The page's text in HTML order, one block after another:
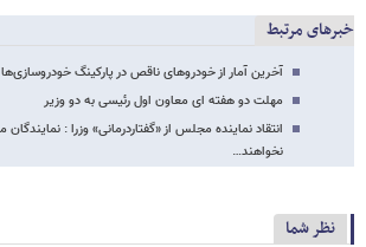
خبرهای مرتبط
آخرین آمار از خودروهای ناقص در پارکینگ خودروسازی‌ها
مهلت دو هفته ای معاون اول رئیسی به دو وزیر
انتقاد نماینده مجلس از «گفتاردرمانی» وزرا :
نخواهند…
نظر شما